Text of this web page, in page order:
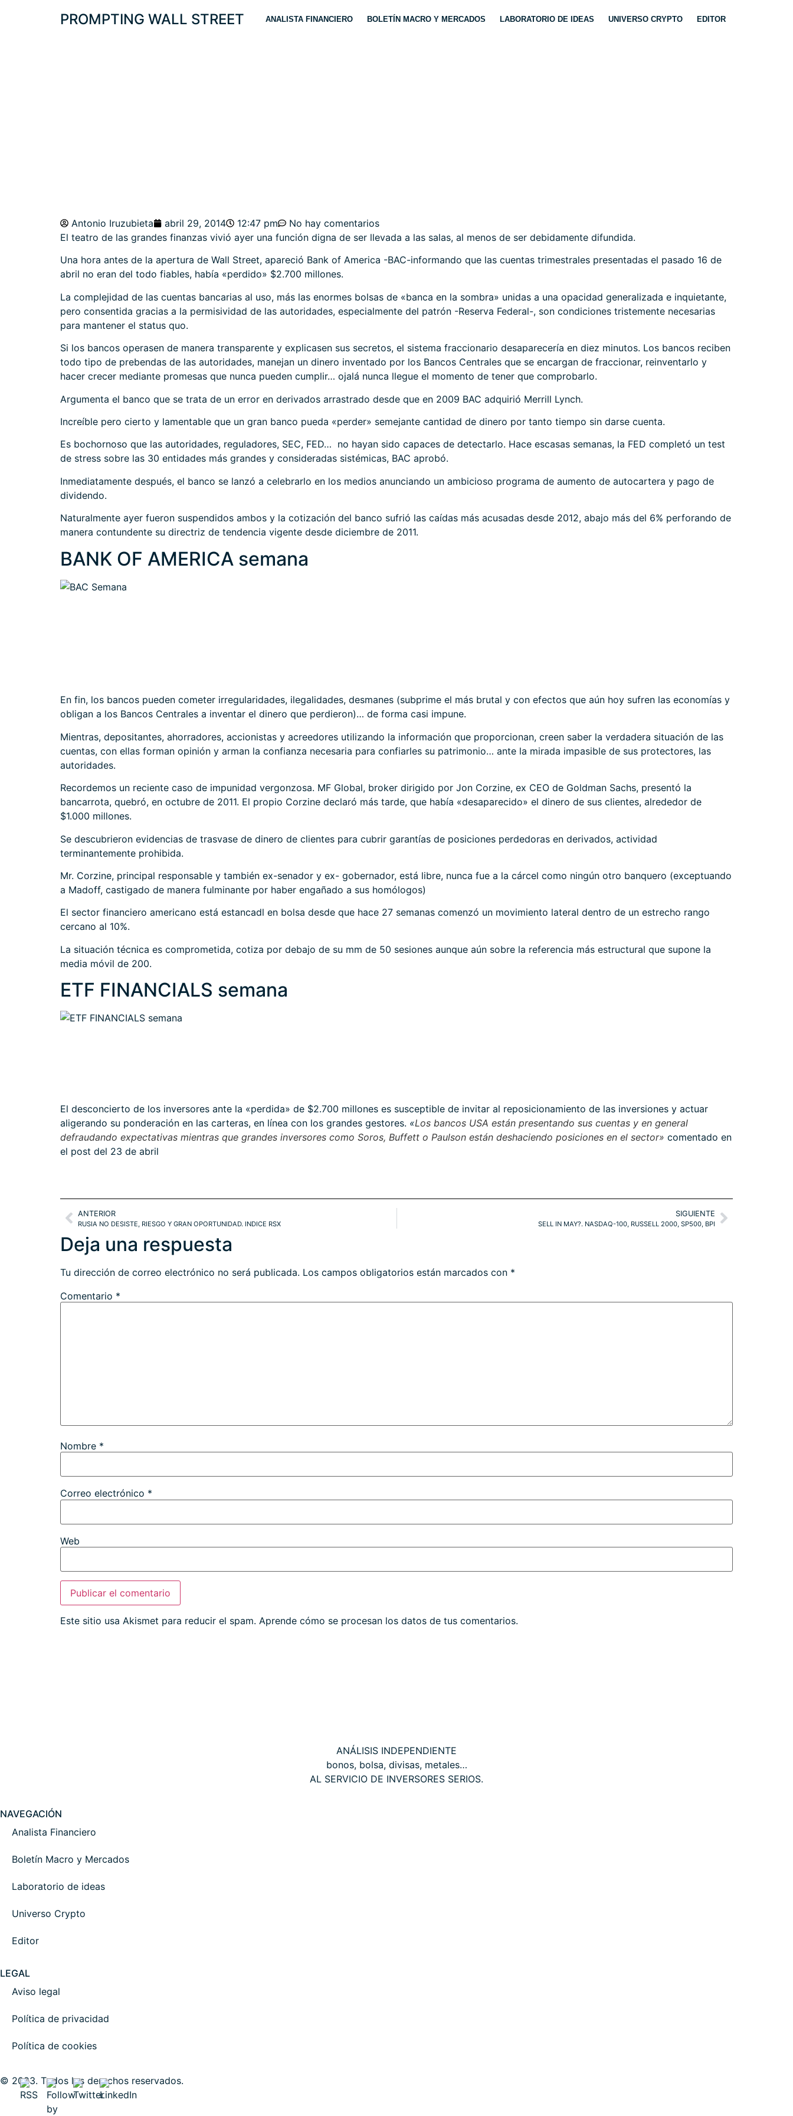
PROMPTING WALL STREET ANALISTA FINANCIERO BOLETÍN MACRO Y MERCADOS LABORATORIO DE IDEAS UNIVERSO CRYPTO EDITOR
Antonio Iruzubieta abril 29, 2014 12:47 pm
No hay comentarios
El teatro de las grandes finanzas vivió ayer una función digna de ser llevada a las salas, al menos de ser debidamente difundida.
Una hora antes de la apertura de Wall Street, apareció Bank of America -BAC-informando que las cuentas trimestrales presentadas el pasado 16 de
abril no eran del todo fiables, había «perdido» $2.700 millones.
La complejidad de las cuentas bancarias al uso, más las enormes bolsas de «banca en la sombra» unidas a una opacidad generalizada e inquietante,
pero consentida gracias a la permisividad de las autoridades, especialmente del patrón -Reserva Federal-, son condiciones tristemente necesarias
para mantener el status quo.
Si los bancos operasen de manera transparente y explicasen sus secretos, el sistema fraccionario desaparecería en diez minutos. Los bancos reciben
todo tipo de prebendas de las autoridades, manejan un dinero inventado por los Bancos Centrales que se encargan de fraccionar, reinventarlo y
hacer crecer mediante promesas que nunca pueden cumplir… ojalá nunca llegue el momento de tener que comprobarlo.
Argumenta el banco que se trata de un error en derivados arrastrado desde que en 2009 BAC adquirió Merrill Lynch.
Increíble pero cierto y lamentable que un gran banco pueda «perder» semejante cantidad de dinero por tanto tiempo sin darse cuenta.
Es bochornoso que las autoridades, reguladores, SEC, FED… no hayan sido capaces de detectarlo. Hace escasas semanas, la FED completó un test
de stress sobre las 30 entidades más grandes y consideradas sistémicas, BAC aprobó.
Inmediatamente después, el banco se lanzó a celebrarlo en los medios anunciando un ambicioso programa de aumento de autocartera y pago de
dividendo.
Naturalmente ayer fueron suspendidos ambos y la cotización del banco sufrió las caídas más acusadas desde 2012, abajo más del 6% perforando de
manera contundente su directriz de tendencia vigente desde diciembre de 2011.
BANK OF AMERICA semana
En fin, los bancos pueden cometer irregularidades, ilegalidades, desmanes (subprime el más brutal y con efectos que aún hoy sufren las economías y
obligan a los Bancos Centrales a inventar el dinero que perdieron)… de forma casi impune.
Mientras, depositantes, ahorradores, accionistas y acreedores utilizando la información que proporcionan, creen saber la verdadera situación de las
cuentas, con ellas forman opinión y arman la confianza necesaria para confiarles su patrimonio… ante la mirada impasible de sus protectores, las
autoridades.
Recordemos un reciente caso de impunidad vergonzosa. MF Global, broker dirigido por Jon Corzine, ex CEO de Goldman Sachs, presentó la
bancarrota, quebró, en octubre de 2011. El propio Corzine declaró más tarde, que había «desaparecido» el dinero de sus clientes, alrededor de
$1.000 millones.
Se descubrieron evidencias de trasvase de dinero de clientes para cubrir garantías de posiciones perdedoras en derivados, actividad
terminantemente prohibida.
Mr. Corzine, principal responsable y también ex-senador y ex- gobernador, está libre, nunca fue a la cárcel como ningún otro banquero (exceptuando
a Madoff, castigado de manera fulminante por haber engañado a sus homólogos)
El sector financiero americano está estancadl en bolsa desde que hace 27 semanas comenzó un movimiento lateral dentro de un estrecho rango
cercano al 10%.
La situación técnica es comprometida, cotiza por debajo de su mm de 50 sesiones aunque aún sobre la referencia más estructural que supone la
media móvil de 200.
ETF FINANCIALS semana
El desconcierto de los inversores ante la «perdida» de $2.700 millones es susceptible de invitar al reposicionamiento de las inversiones y actuar
aligerando su ponderación en las carteras, en línea con los grandes gestores. «Los bancos USA están presentando sus cuentas y en general
defraudando expectativas mientras que grandes inversores como Soros, Buffett o Paulson están deshaciendo posiciones en el sector» comentado en
el post del 23 de abril
ANTERIOR
RUSIA NO DESISTE, RIESGO Y GRAN OPORTUNIDAD. INDICE RSX
SIGUIENTE
SELL IN MAY?. NASDAQ-100, RUSSELL 2000, SP500, BPI
Deja una respuesta
Tu dirección de correo electrónico no será publicada. Los campos obligatorios están marcados con *
Comentario *
Nombre *
Correo electrónico *
Web
Este sitio usa Akismet para reducir el spam. Aprende cómo se procesan los datos de tus comentarios.
ANÁLISIS INDEPENDIENTE
bonos, bolsa, divisas, metales…
AL SERVICIO DE INVERSORES SERIOS.
NAVEGACIÓN
Analista Financiero
Boletín Macro y Mercados
Laboratorio de ideas
Universo Crypto
Editor
LEGAL
Aviso legal
Política de privacidad
Política de cookies
© 2023. Todos los derechos reservados.